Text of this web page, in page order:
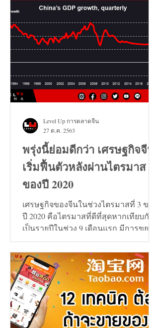
พรุ่งนี้ย่อมดีกว่า เศรษฐกิจจีน
เริ่มฟื้นตัวหลังผ่านไตรมาส 3
ของปี 2020
เศรษฐกิจของจีนในช่วงไตรมาสที่ 3 ของ
ปี 2020 คือไตรมาสที่ดีที่สุดหากเทียบกัน
เป็นรายปีในช่วง 9 เดือนแรก มีการขยาย
ตัวเพิ่มขึ้น 0.7%
Level Up การตลาดจีน
27 ต.ค. 2563